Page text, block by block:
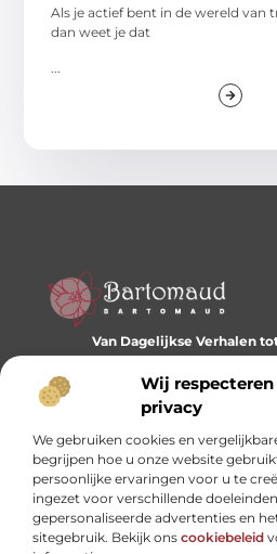
Wij
privacy
We gebruiken cookies en
begrijpen hoe u onze website
persoonlijke ervaringen voor u te
ingezet voor verschillende
gepersonaliseerde advertenties en
sitegebruik. Bekijk ons cookiebeleid
Als je actief bent in de wereld van
dan weet je dat
Van Dagelijkse Verhalen
Ontdek een wereld vol diverse
dagelijks inspireren en nieuwe
Onze informatie